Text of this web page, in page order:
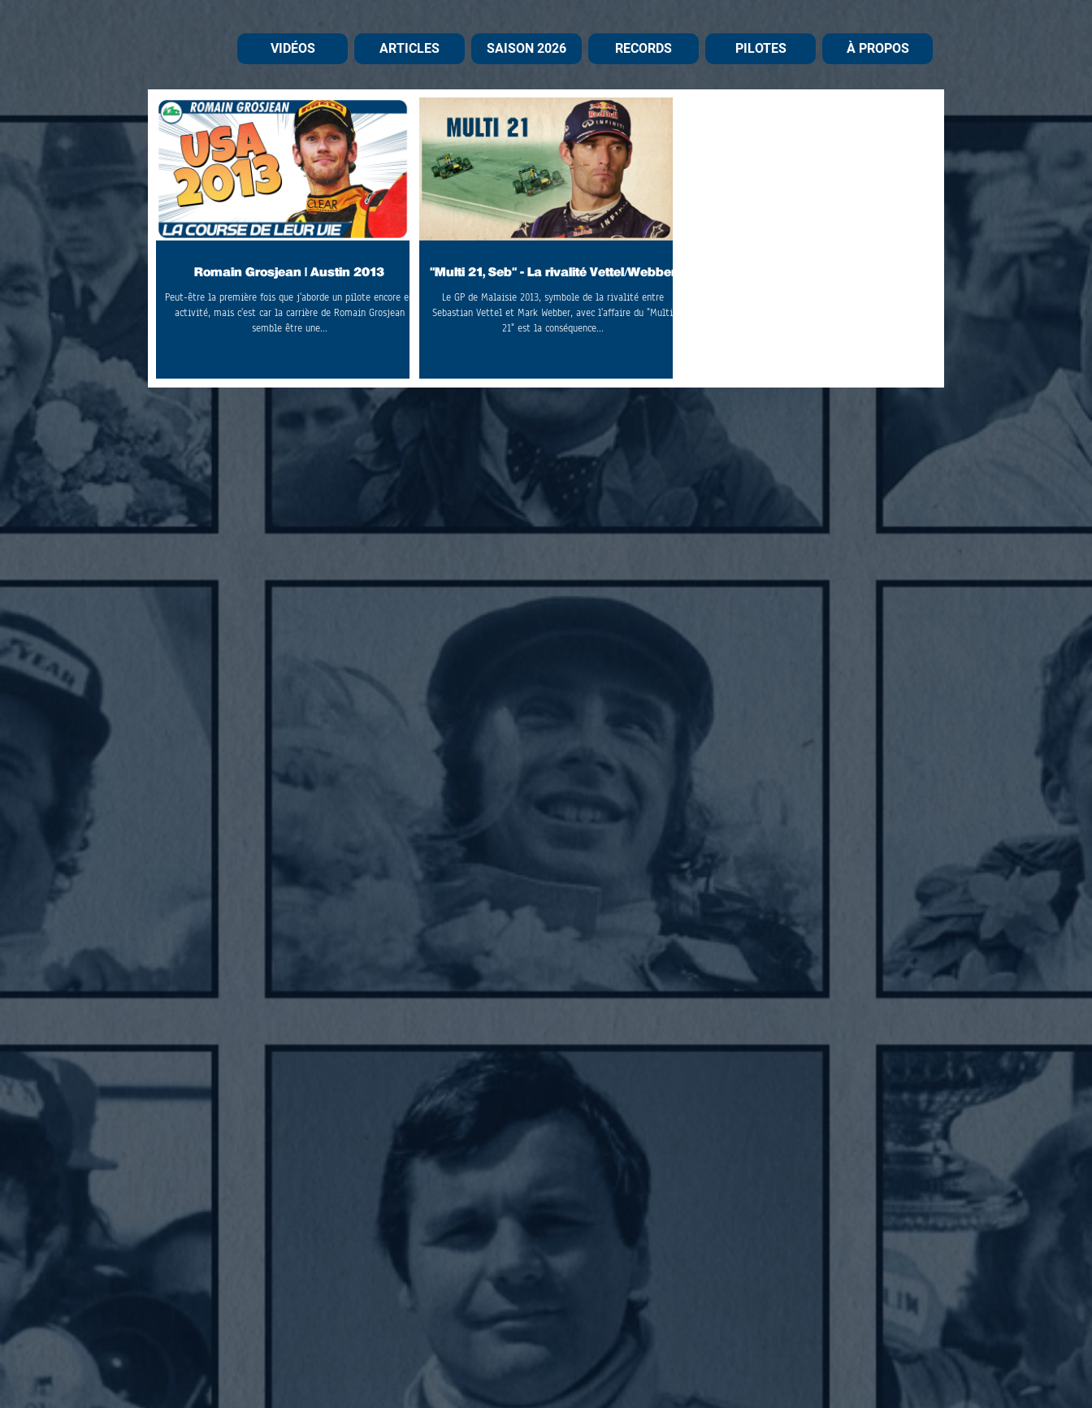
VIDÉOS ARTICLES SAISON 2026 RECORDS PILOTES À PROPOS
Romain Grosjean | Austin 2013
Peut-être la première fois que j'aborde un pilote encore en
activité, mais c'est car la carrière de Romain Grosjean
semble être une...
"Multi 21, Seb" - La rivalité Vettel/Webber
Le GP de Malaisie 2013, symbole de la rivalité entre
Sebastian Vettel et Mark Webber, avec l'affaire du "Multi
21" est la conséquence...